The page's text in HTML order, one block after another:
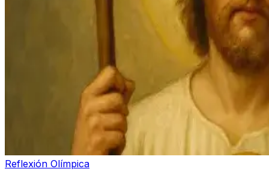
Reflexión Olímpica